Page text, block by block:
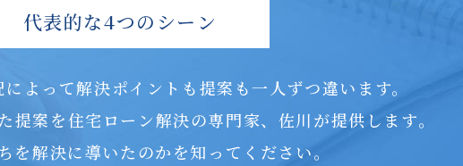
代表的な4つのシーン
よって解決ポイントも提案も一人ずつ違います。
提案を住宅ローン解決の専門家、佐川が提供します。
を解決に導いたのかを知ってください。